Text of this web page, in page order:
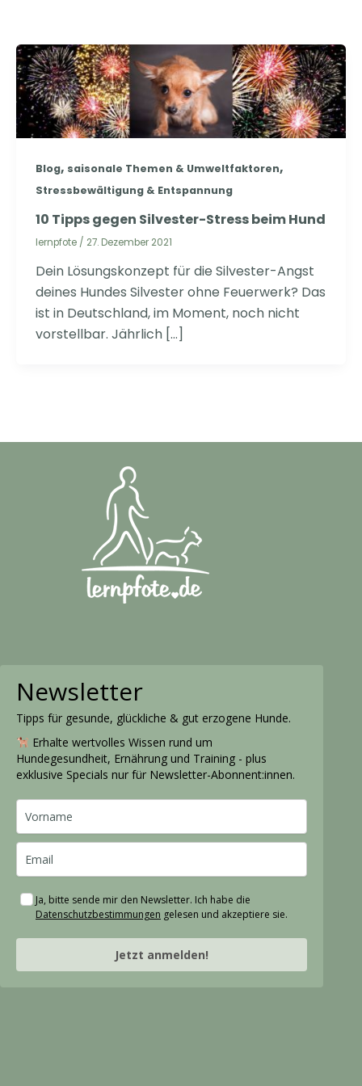
Blog, saisonale Themen & Umweltfaktoren,
Stressbewältigung & Entspannung
10 Tipps gegen Silvester-Stress beim Hund
lernpfote / 27. Dezember 2021
Dein Lösungskonzept für die Silvester-Angst
deines Hundes Silvester ohne Feuerwerk? Das
ist in Deutschland, im Moment, noch nicht
vorstellbar. Jährlich […]
Newsletter
Tipps für gesunde, glückliche & gut erzogene Hunde.
Erhalte wertvolles Wissen rund um
Hundegesundheit, Ernährung und Training - plus
exklusive Specials nur für Newsletter-Abonnent:innen.
Ja, bitte sende mir den Newsletter. Ich habe die
Datenschutzbestimmungen gelesen und akzeptiere sie.
Jetzt anmelden!